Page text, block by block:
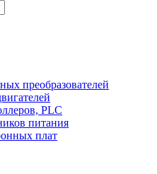
преобразователей
PLC
питания
плат